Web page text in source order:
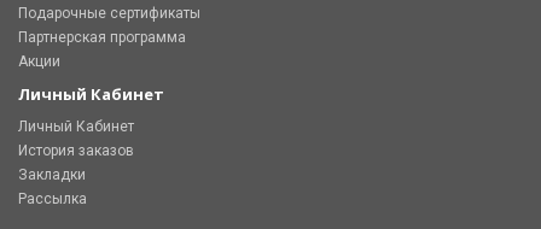
Подарочные сертификаты
Партнерская программа
Акции
Личный Кабинет
Личный Кабинет
История заказов
Закладки
Рассылка